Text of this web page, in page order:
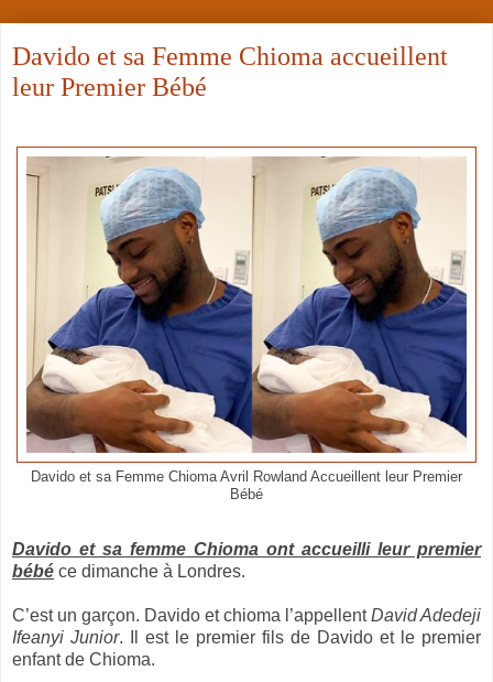
Davido et sa Femme Chioma accueillent
leur Premier Bébé
Davido et sa Femme Chioma Avril Rowland Accueillent leur Premier
Bébé
Davido et sa femme Chioma ont accueilli leur premier
bébé ce dimanche à Londres.
C’est un garçon. Davido et chioma l’appellentDavid Adedeji
Ifeanyi Junior. Il est le premier fils de Davido et le premier
enfant de Chioma.